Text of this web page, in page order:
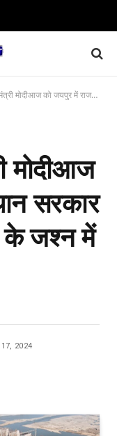
में राजस्थान सरकार के एक साल पूरे होने के जश्न में शामिल होंगे।
मोदीआज
सरकार
के जश्न में
17, 2024